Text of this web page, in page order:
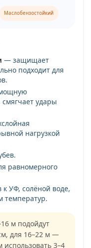
Маслобензостойкий
— защищает
подходит для
удары
нагрузкой
равномерного
УФ, солёной воде,
температур.
м подойдут
для 16–22 м —
3–4